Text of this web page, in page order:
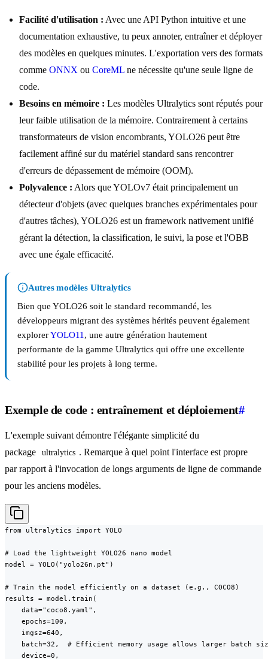
Facilité d'utilisation : Avec une API Python intuitive et une
documentation exhaustive, tu peux annoter, entraîner et déployer
des modèles en quelques minutes. L'exportation vers des formats
comme ONNX ou CoreML ne nécessite qu'une seule ligne de
code.
Besoins en mémoire : Les modèles Ultralytics sont réputés pour
leur faible utilisation de la mémoire. Contrairement à certains
transformateurs de vision encombrants, YOLO26 peut être
facilement affiné sur du matériel standard sans rencontrer
d'erreurs de dépassement de mémoire (OOM).
Polyvalence : Alors que YOLOv7 était principalement un
détecteur d'objets (avec quelques branches expérimentales pour
d'autres tâches), YOLO26 est un framework nativement unifié
gérant la détection, la classification, le suivi, la pose et l'OBB
avec une égale efficacité.
Autres modèles Ultralytics
Bien que YOLO26 soit le standard recommandé, les
développeurs migrant des systèmes hérités peuvent également
explorerYOLO11 , une autre génération hautement
performante de la gamme Ultralytics qui offre une excellente
stabilité pour les projets à long terme.
Exemple de code : entraînement et déploiement#
L'exemple suivant démontre l'élégante simplicité du
package
ultralytics . Remarque à quel point l'interface est propre
par rapport à l'invocation de longs arguments de ligne de commande
pour les anciens modèles.
from ultralytics import YOLO
# Load the lightweight YOLO26 nano model
model = YOLO("yolo26n.pt")
# Train the model efficiently on a dataset (e.g., COCO8)
results = model.train(
    data="coco8.yaml",
    epochs=100,
    imgsz=640,
batch=32,  # Efficient memory usage allows larger batch
    device=0,